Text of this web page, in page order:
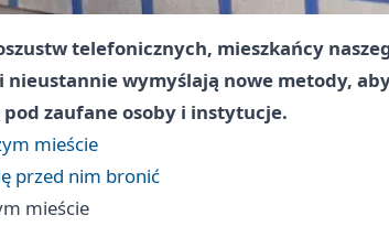
telefonicznych, mieszkańcy
nieustannie wymyślają nowe metody,
zaufane osoby i instytucje.
mieście
przed nim bronić
mieście